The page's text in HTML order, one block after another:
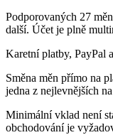
Podporovaných 27
další. Účet je plně
Karetní platby, PayPal
Směna měn přímo na
jedna z nejlevnějších
Minimální vklad není
obchodování je